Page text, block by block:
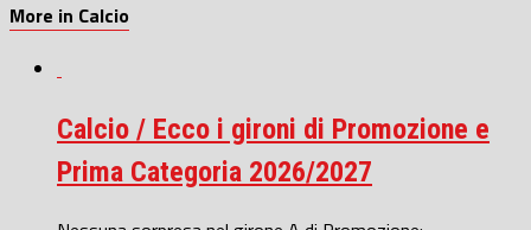
More in Calcio
Calcio / Ecco i gironi di Promozione e
Prima Categoria 2026/2027